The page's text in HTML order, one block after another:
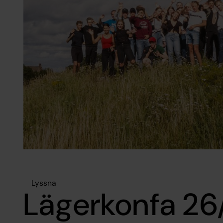
Lyssna
Lägerkonfa